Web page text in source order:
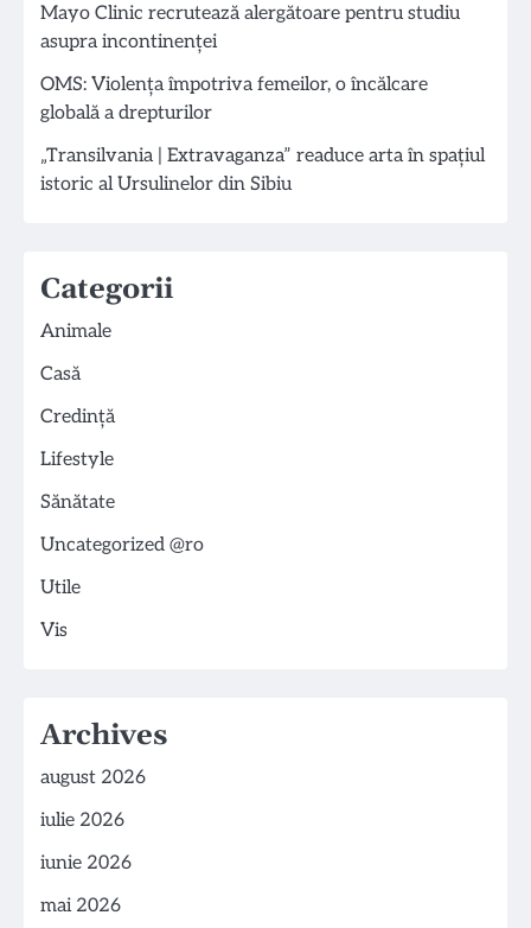
Mayo Clinic recrutează alergătoare pentru studiu
asupra incontinenței
OMS: Violența împotriva femeilor, o încălcare
globală a drepturilor
„Transilvania | Extravaganza” readuce arta în spațiul
istoric al Ursulinelor din Sibiu
Categorii
Animale
Casă
Credință
Lifestyle
Sănătate
Uncategorized @ro
Utile
Vis
Archives
august 2026
iulie 2026
iunie 2026
mai 2026